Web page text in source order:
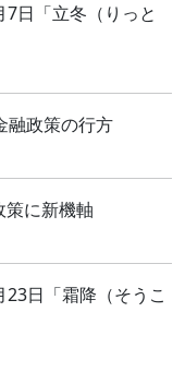
日「立冬（りっと
融政策の行方
に新機軸
日「霜降（そうこ